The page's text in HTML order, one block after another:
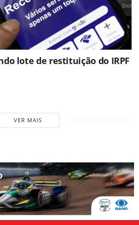
lote de restituição do IRPF
VER MAIS